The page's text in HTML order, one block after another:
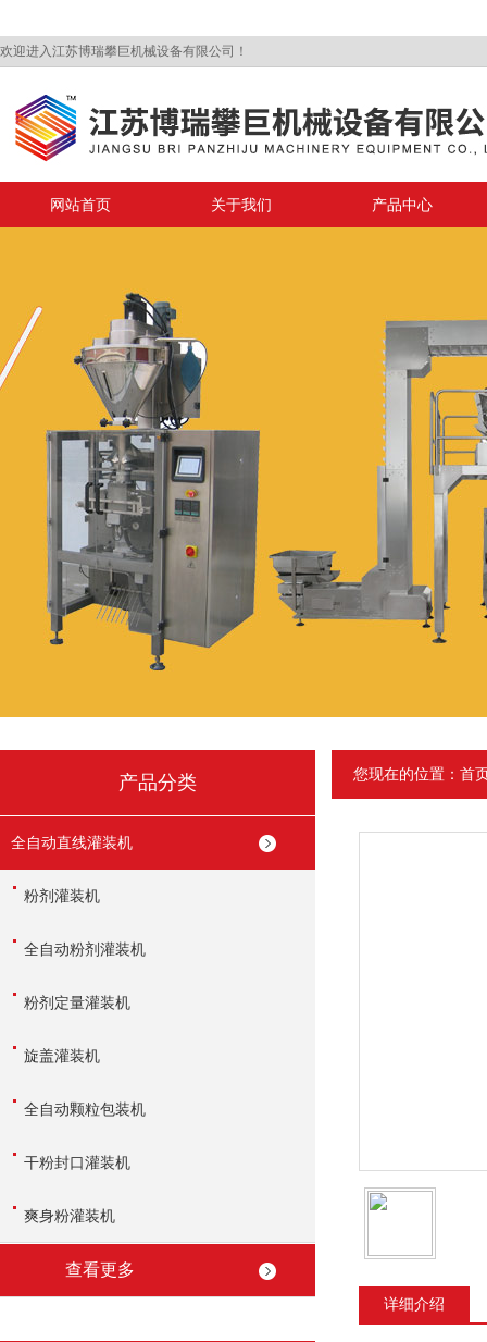
欢迎进入江苏博瑞攀巨机械设备有限公司！
网站首页 关于我们 产品中心
产品分类
全自动直线灌装机
粉剂灌装机
全自动粉剂灌装机
粉剂定量灌装机
旋盖灌装机
全自动颗粒包装机
干粉封口灌装机
爽身粉灌装机
查看更多
您现在的位置： 首
详细介绍